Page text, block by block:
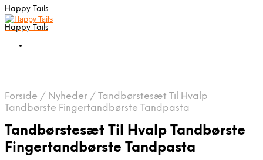
Happy Tails
Happy Tails
Forside / Nyheder / Tandbørstesæt Til Hvalp
Tandbørste Fingertandbørste Tandpasta
Tandbørstesæt Til Hvalp Tandbørste
Fingertandbørste Tandpasta